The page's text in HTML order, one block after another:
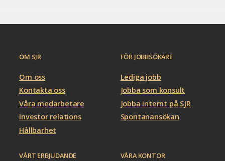
OM SJR
Om oss
Kontakta oss
Våra medarbetare
Investor relations
Hållbarhet
FÖR JOBBSÖKARE
Lediga jobb
Jobba som konsult
Jobba internt på SJR
Spontanansökan
VÅRT ERBJUDANDE VÅRA KONTOR